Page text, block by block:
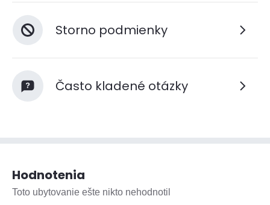
Storno podmienky
Často kladené otázky
Hodnotenia
Toto ubytovanie ešte nikto nehodnotil